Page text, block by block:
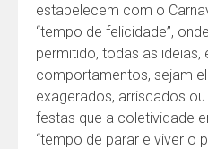
estabelecem com o
“tempo de felicidade”,
permitido, todas as ideias,
comportamentos, sejam
exagerados, arriscados
festas que a coletividade
“tempo de parar e viver o